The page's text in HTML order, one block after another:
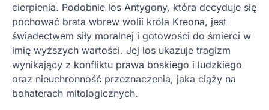
cierpienia. Podobnie los Antygony, która decyduje się
pochować brata wbrew wolii króla Kreona, jest
świadectwem siły moralnej i gotowości do śmierci w
imię wyższych wartości. Jej los ukazuje tragizm
wynikający z konfliktu prawa boskiego i ludzkiego
oraz nieuchronność przeznaczenia, jaka ciąży na
bohaterach mitologicznych.